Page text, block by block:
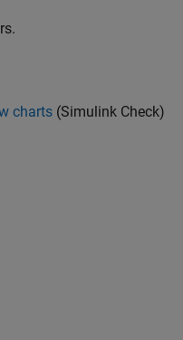
charts (Simulink Check)